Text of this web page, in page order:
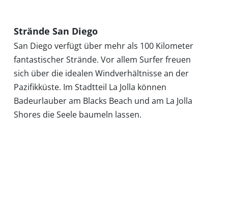
Strände San Diego
San Diego verfügt über mehr als 100 Kilometer
fantastischer Strände. Vor allem Surfer freuen
sich über die idealen Windverhältnisse an der
Pazifikküste. Im Stadtteil La Jolla können
Badeurlauber am Blacks Beach und am La Jolla
Shores die Seele baumeln lassen.